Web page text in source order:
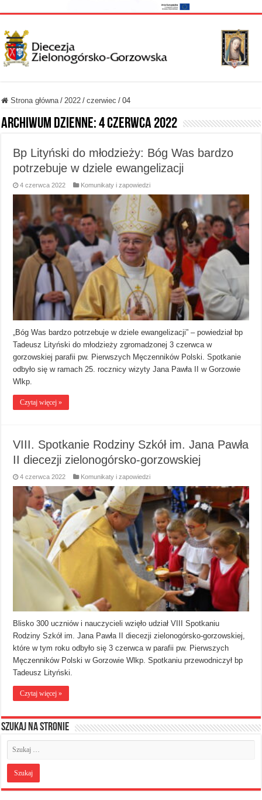
Strona główna / 2022 / czerwiec / 04
Archiwum dzienne:4 czerwca 2022
Bp Lityński do młodzieży: Bóg Was bardzo
potrzebuje w dziele ewangelizacji
4 czerwca 2022 Komunikaty i zapowiedzi
„Bóg Was bardzo potrzebuje w dziele ewangelizacji” – powiedział bp
Tadeusz Lityński do młodzieży zgromadzonej 3 czerwca w
gorzowskiej parafii pw. Pierwszych Męczenników Polski. Spotkanie
odbyło się w ramach 25. rocznicy wizyty Jana Pawła II w Gorzowie
Wlkp.
Czytaj więcej »
VIII. Spotkanie Rodziny Szkół im. Jana Pawła
II diecezji zielonogórsko-gorzowskiej
4 czerwca 2022 Komunikaty i zapowiedzi
Blisko 300 uczniów i nauczycieli wzięło udział VIII Spotkaniu
Rodziny Szkół im. Jana Pawła II diecezji zielonogórsko-gorzowskiej,
które w tym roku odbyło się 3 czerwca w parafii pw. Pierwszych
Męczenników Polski w Gorzowie Wlkp. Spotkaniu przewodniczył bp
Tadeusz Lityński.
Czytaj więcej »
Szukaj na stronie